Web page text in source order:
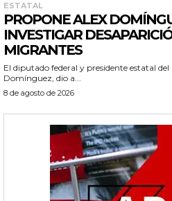
ESTATAL
PROPONE ALEX
INVESTIGAR
MIGRANTES
El diputado federal y presidente estatal
Domínguez, dio a...
8 de agosto de 2026